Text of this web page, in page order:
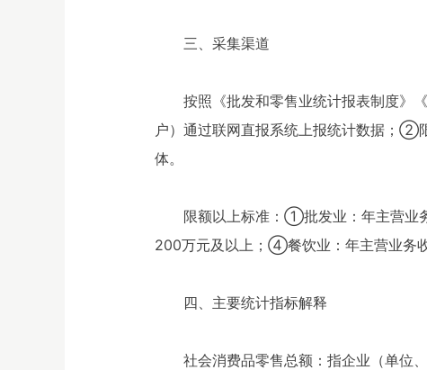
三、采集渠道
按照《批发和零售业统计报表制度》
户）通过联网直报系统上报统计数据；②
体。
限额以上标准：①批发业：年主营
200万元及以上；④餐饮业：年主营业务
四、主要统计指标解释
社会消费品零售总额：指企业（单位